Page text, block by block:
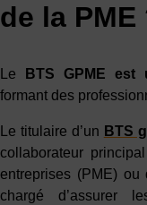
de la PME
Le BTS GPME est
formant des
Le titulaire d’un BTS
collaborateur
entreprises (PME)
chargé d’assurer